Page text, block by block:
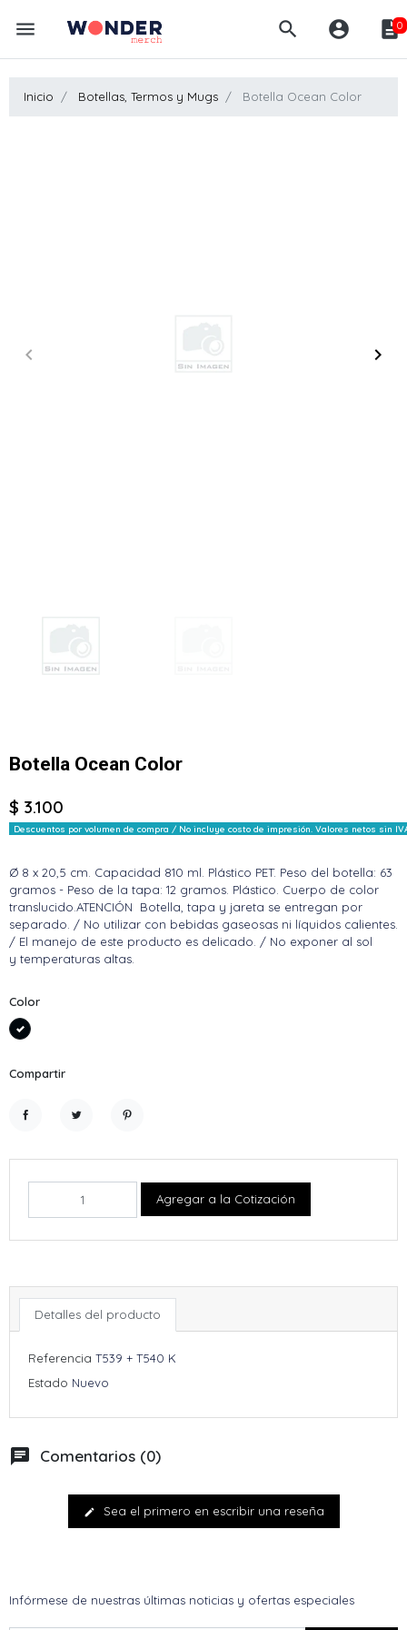
menu search account_circle description0
Inicio Botellas, Termos y Mugs Botella Ocean Color
Anterior
keyboard_arrow_left keyboard_arrow_right
Botella Ocean Color
$ 3.100
Descuentos por volumen de compra / No incluye costo de impresión. Valores netos sin
Ø 8 x 20,5 cm. Capacidad 810 ml. Plástico PET. Peso del botella: 63
gramos - Peso de la tapa: 12 gramos. Plástico. Cuerpo de color
translucido.ATENCIÓN Botella, tapa y jareta se entregan por
separado. / No utilizar con bebidas gaseosas ni líquidos calientes.
/ El manejo de este producto es delicado. / No exponer al sol
y temperaturas altas.
Color
Negro
Compartir
Agregar a la Cotización
Detalles del producto
Referencia T539 + T540 K
Estado Nuevo
chat Comentarios (0)
edit Sea el primero en escribir una reseña
Infórmese de nuestras últimas noticias y ofertas especiales